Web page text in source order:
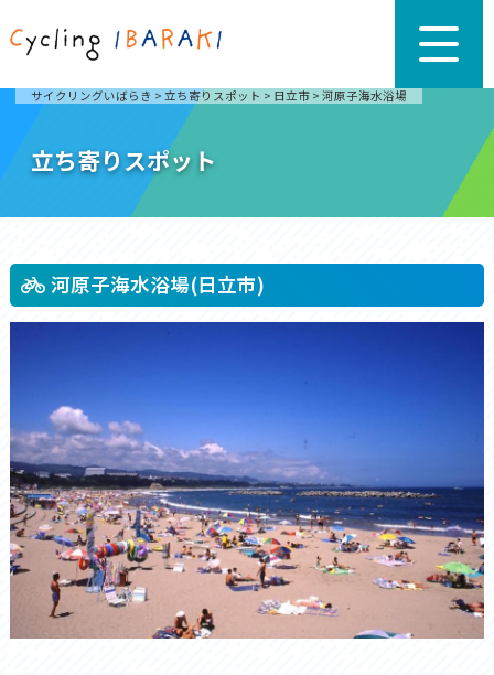
サイクリングいばらき > 立ち寄りスポット > 日立市 > 河原子海水浴場
立ち寄りスポット
河原子海水浴場(日立市)